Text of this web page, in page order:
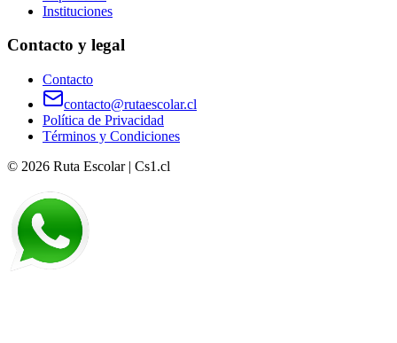
Instituciones
Contacto y legal
Contacto
contacto@rutaescolar.cl
Política de Privacidad
Términos y Condiciones
© 2026 Ruta Escolar | Cs1.cl